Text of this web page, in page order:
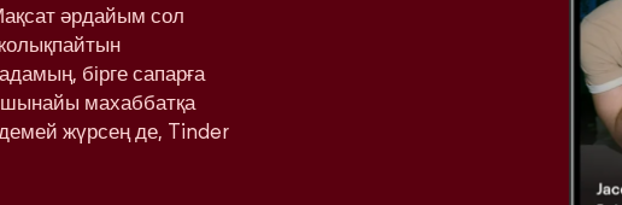
әрдайым сол
бірге сапарға
шынайы махаббатқа
жүрсең де, Tinder